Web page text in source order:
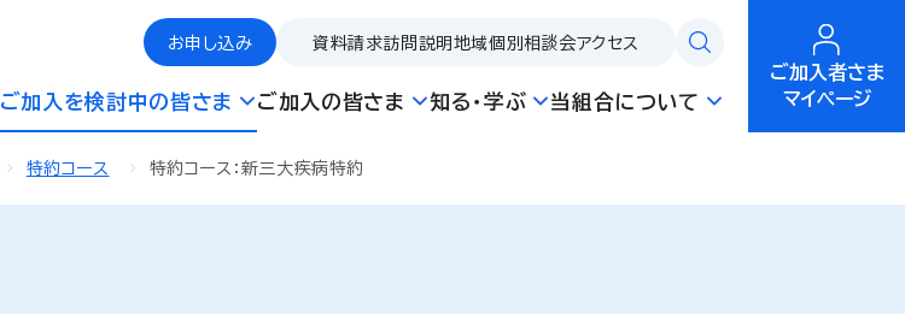
お申し込み 資料請求訪問説明 地域個別相談会アクセス
ご加入を検討中の皆さま ご加入の皆さま 知る・学ぶ 当組合について
ご加入者さま
マイページ
特約コース 特約コース：新三大疾病特約